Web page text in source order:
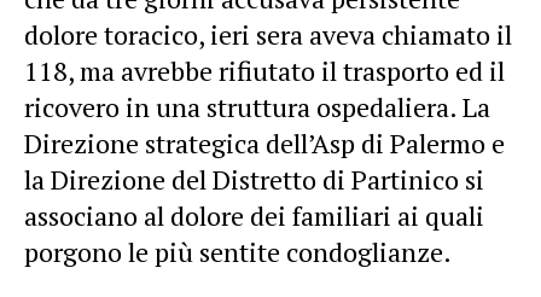
dolore toracico, ieri sera aveva chiamato il
118, ma avrebbe rifiutato il trasporto ed il
ricovero in una struttura ospedaliera. La
Direzione strategica dell’Asp di Palermo e
la Direzione del Distretto di Partinico si
associano al dolore dei familiari ai quali
porgono le più sentite condoglianze.